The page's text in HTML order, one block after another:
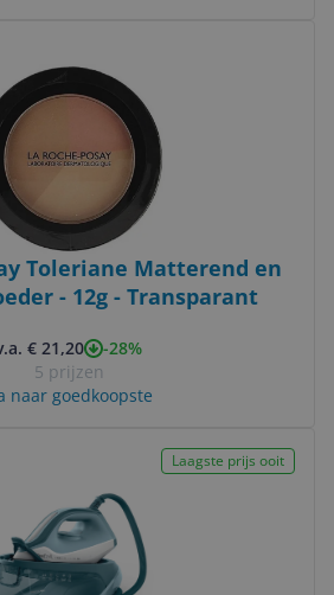
Toleriane Matterend en
- 12g - Transparant
€ 21,20
-28%
5 prijzen
naar goedkoopste
Laagste prijs ooit